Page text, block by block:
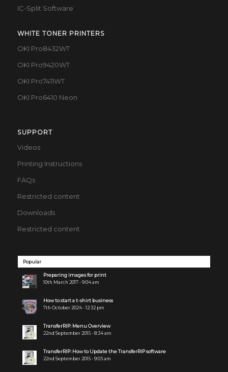
IC-Split Software
WHITE TONER PRINTERS
OKI Pro8432WT
OKI Pro9420WT
OKI Pro7411WT
OKI Pro6410 Neon
SUPPORT
Videos
Printing Instructions
FAQs
Restricted content
Downloads
Restricted content
Popular
Preparing images for print
10th March 2017 - 9:04 am
How to start a t-shirt business
7th October 2024 - 12:32 pm
TransferRIP: Menu Overview
22nd September 2015 - 8:34 am
TransferRIP: How to Update the TransferRIP software
22nd September 2015 - 9:03 am